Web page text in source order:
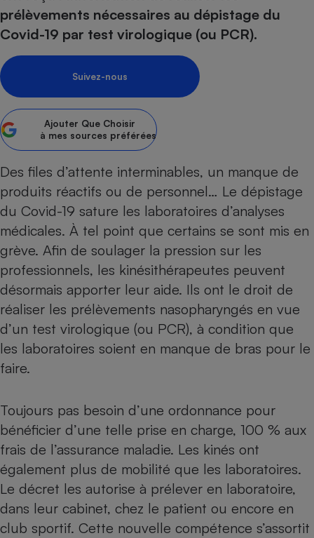
prélèvements nécessaires au dépistage du
Covid-19 par test virologique (ou PCR).
Suivez-nous
Ajouter Que Choisir
à mes sources préférées
Des files d’attente interminables, un manque de
produits réactifs ou de personnel… Le dépistage
du Covid-19 sature les laboratoires d’analyses
médicales. À tel point que certains se sont mis en
grève. Afin de soulager la pression sur les
professionnels, les kinésithérapeutes peuvent
désormais apporter leur aide. Ils ont le droit de
réaliser les prélèvements nasopharyngés en vue
d’un test virologique (ou PCR), à condition que
les laboratoires soient en manque de bras pour le
faire.
Toujours pas besoin d’une ordonnance pour
bénéficier d’une telle prise en charge, 100 % aux
frais de l’assurance maladie. Les kinés ont
également plus de mobilité que les laboratoires.
Le décret les autorise à prélever en laboratoire,
dans leur cabinet, chez le patient ou encore en
club sportif. Cette nouvelle compétence s’assortit
Sécurité - Hygiène
Supermarché - Drive
Complément
alimentaire
bouteille
Assurance
Banque - Crédit
Epargne - Fiscalité
Mutuelle
Banque
Circulation routière
Contrôle technique -
Pièce détachée
Moto
Comparateur auto
Comparatif
Comparatif plaque à
Comparatif aspirateur
Comparatif aspirateur
Comparatif cafetière
Comparatif robot cuiseur
Comparatif centrale
Gros électroménager
Petit électroménager -
Comparatif casque audio
Comparatif barre de son
Comparatif ultrabook
Comparatif tablette
Image et son
Informatique
Internet
Téléphonie
Téléviseur
Crédit immobilier
Comparatif tondeuse
Comparatif poêle à
Aménagement
Bricolage - Jardinage
Chauffage
Produit d'entretien
Sécurité domestique
Matelas
Maladie - Médecine -
Système de santé -
Antimoustique
Retraite
Choisir son fioul
Choisir son pellet
Comparateur assurance emprunteur
Energie Moins Chère Ensemble
Tous les comparateurs
Toutes les cartes interactives
Speedtest - Testez le débit de votre
connexion Internet